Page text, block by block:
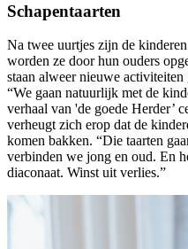
Schapentaarten
Na twee uurtjes zijn de
worden ze door hun ouders
staan alweer nieuwe
“We gaan natuurlijk met de
verhaal van 'de goede Herder’
verheugt zich erop dat de
komen bakken. “Die taarten
verbinden we jong en oud. En
diaconaat. Winst uit verlies.”